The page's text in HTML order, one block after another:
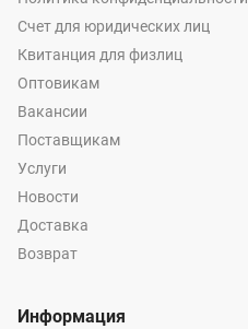
Счет для юридических лиц
Квитанция для физлиц
Оптовикам
Вакансии
Поставщикам
Услуги
Новости
Доставка
Возврат
Информация